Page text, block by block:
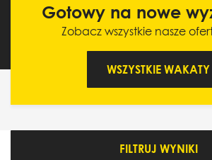
Gotowy na nowe
Zobacz wszystkie nasze
WSZYSTKIE WAKATY
FILTRUJ WYNIKI